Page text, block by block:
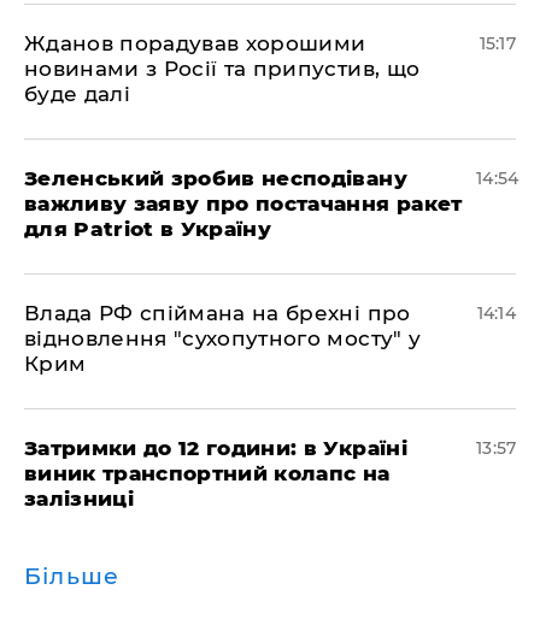
Жданов порадував хорошими
новинами з Росії та припустив, що
буде далі
15:17
Зеленський зробив несподівану
важливу заяву про постачання ракет
для Patriot в Україну
14:54
Влада РФ спіймана на брехні про
відновлення "сухопутного мосту" у
Крим
14:14
Затримки до 12 години: в Україні
виник транспортний колапс на
залізниці
13:57
Більше